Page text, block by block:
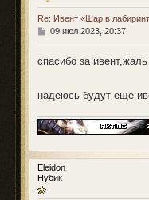
Re: Ивент «Шар в
С
о
б
н
и
09 июл 2023, 20:37
спасибо за
надеюсь будут еще
Eleidon
Нубик